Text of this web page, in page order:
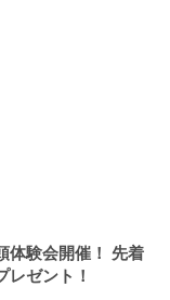
体験会開催！ 先着
ゼント！